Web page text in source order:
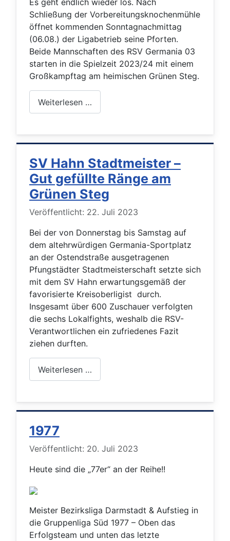
Es geht endlich wieder los. Nach
Schließung der Vorbereitungsknochenmühle
öffnet kommenden Sonntagnachmittag
(06.08.) der Ligabetrieb seine Pforten.
Beide Mannschaften des RSV Germania 03
starten in die Spielzeit 2023/24 mit einem
Großkampftag am heimischen Grünen Steg.
Weiterlesen …
SV Hahn Stadtmeister –
Gut gefüllte Ränge am
Grünen Steg
Details
Veröffentlicht: 22. Juli 2023
Bei der von Donnerstag bis Samstag auf
dem altehrwürdigen Germania-Sportplatz
an der Ostendstraße ausgetragenen
Pfungstädter Stadtmeisterschaft setzte sich
mit dem SV Hahn erwartungsgemäß der
favorisierte Kreisoberligist durch.
Insgesamt über 600 Zuschauer verfolgten
die sechs Lokalfights, weshalb die RSV-
Verantwortlichen ein zufriedenes Fazit
ziehen durften.
Weiterlesen …
1977
Details
Veröffentlicht: 20. Juli 2023
Heute sind die „77er“ an der Reihe!!
Meister Bezirksliga Darmstadt & Aufstieg in
die Gruppenliga Süd 1977 – Oben das
Erfolgsteam und unten das letzte